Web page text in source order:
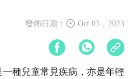
發佈日期： Oct 03，2023
一種兒童常見疾病，亦是年輕